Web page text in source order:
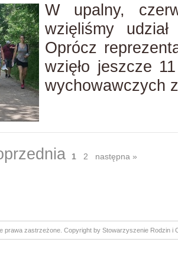
W upalny,
wzięliśmy
Oprócz
wzięło jeszcze
wychowawczych
1 2 następna »
prawa zastrzeżone. Copyright by Stowarzyszenie Rodzin i